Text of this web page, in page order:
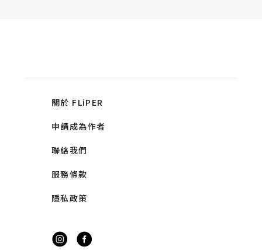
關於 FLiPER
申請成為作者
聯絡我們
服務條款
隱私政策